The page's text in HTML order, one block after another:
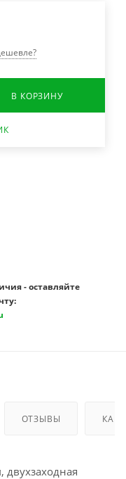
В КОРЗИНУ
- оставляйте
ОТЗЫВЫ КАК
двухзаходная